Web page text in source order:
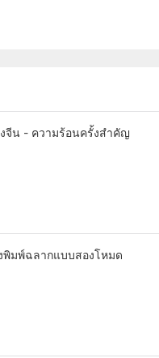
จีน - ความร้อนครั้งสำคัญ
พิมพ์ฉลากแบบสองโหมด